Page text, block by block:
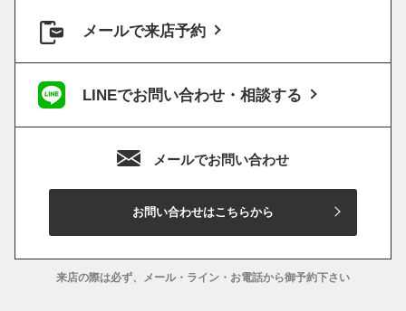
メールで来店予約
LINEでお問い合わせ・相談する
メールでお問い合わせ
お問い合わせはこちらから
来店の際は必ず、メール・ライン・お電話から御予約下さい